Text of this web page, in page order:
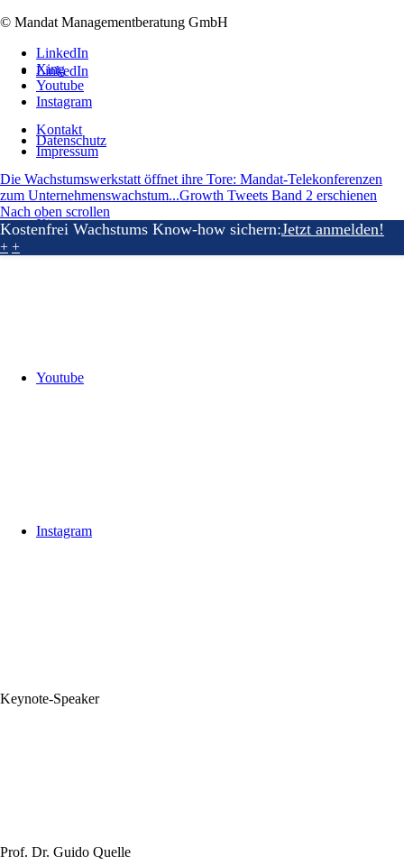
LinkedIn
Xing
Youtube
Instagram
Keynote‑Speaker
Prof. Dr. Guido Quelle
© Mandat Managementberatung GmbH
LinkedIn
Xing
Youtube
Instagram
Kontakt
Datenschutz
Impressum
Die Wachstumswerkstatt öffnet ihre Tore: Mandat-Telekonferenzen
zum Unternehmenswachstum...Growth Tweets Band 2 erschienen
Nach oben scrollen
Kostenfrei Wachstums Know-how sichern:Jetzt anmelden!
+ +